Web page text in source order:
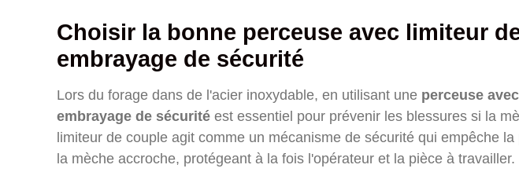
Choisir la bonne perceuse avec limiteur
embrayage de sécurité
Lors du forage dans de l'acier inoxydable, en utilisant une perceuse
embrayage de sécurité est essentiel pour prévenir les blessures si la
limiteur de couple agit comme un mécanisme de sécurité qui empêche
la mèche accroche, protégeant à la fois l'opérateur et la pièce à travailler.